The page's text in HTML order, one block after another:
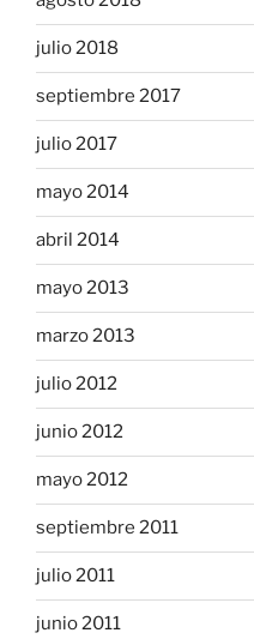
julio 2018
septiembre 2017
julio 2017
mayo 2014
abril 2014
mayo 2013
marzo 2013
julio 2012
junio 2012
mayo 2012
septiembre 2011
julio 2011
junio 2011